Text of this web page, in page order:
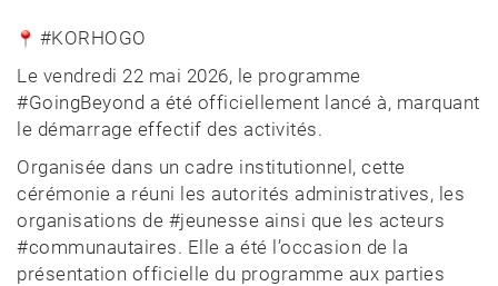
#KORHOGO
Le vendredi 22 mai 2026, le programme
#GoingBeyond a été officiellement lancé à, marquant
le démarrage effectif des activités.
Organisée dans un cadre institutionnel, cette
cérémonie a réuni les autorités administratives, les
organisations de #jeunesse ainsi que les acteurs
#communautaires. Elle a été l’occasion de la
présentation officielle du programme aux parties